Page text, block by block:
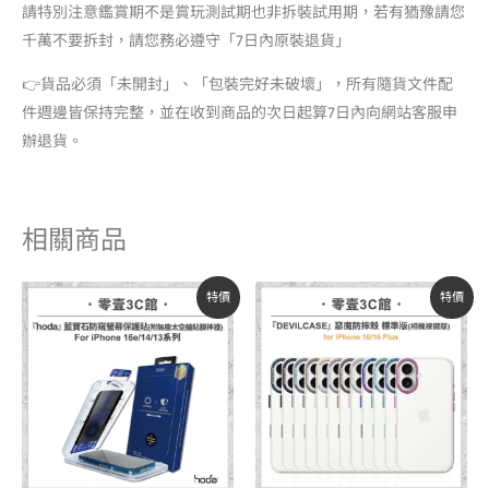
請特別注意鑑賞期不是賞玩測試期也非拆裝試用期，若有猶豫請您
千萬不要拆封，請您務必遵守「7日內原裝退貨」
👉貨品必須「未開封」、「包裝完好未破壞」，所有隨貨文件配
件週邊皆保持完整，並在收到商品的次日起算7日內向網站客服申
辦退貨。
相關商品
特價
原
始
價
格：
NT$2,490。
目
前
價
格：
NT$1,520。
特價
原
始
價
格：
NT$1,180。
目
前
價
格：
NT$1,003。